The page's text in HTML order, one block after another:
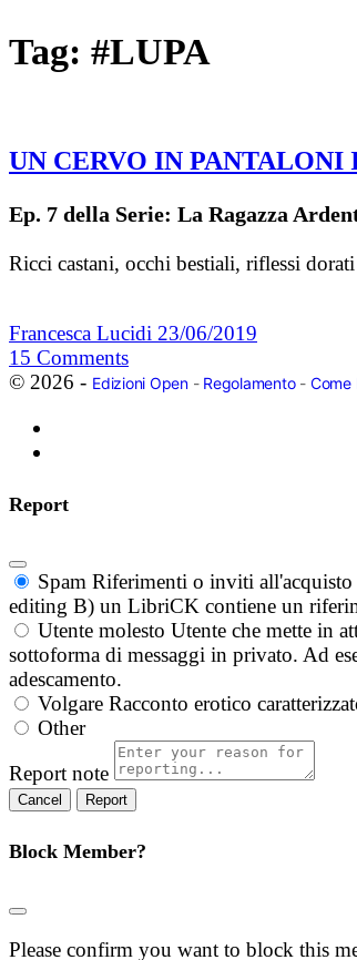
Tag: #LUPA
UN CERVO IN PANTALONI
Ep. 7 della Serie: La Ragazza
Ricci castani, occhi bestiali, riflessi
Francesca Lucidi 23/06/2019
15 Comments
© 2026 - Edizioni Open- Regolamento- Come
Report
Spam Riferimenti o inviti all'acquisto
editing B) un LibriCK contiene un
Utente molesto Utente che mette in
sottoforma di messaggi in privato. Ad
adescamento.
Volgare Racconto erotico
Other
Report note
Report
Block Member?
Please confirm you want to block this